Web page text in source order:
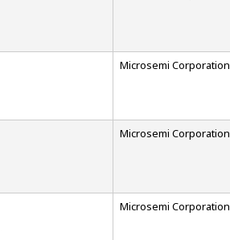
Microsemi Corporation
Microsemi Corporation
Microsemi Corporation